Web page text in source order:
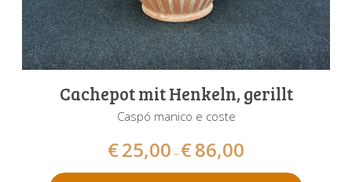
Cachepot mit Henkeln, gerillt
Caspó manico e coste
€25,00 – €86,00